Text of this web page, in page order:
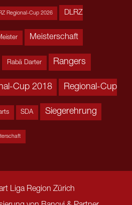
Regional-Cup 2026 DLRZ
Meisterschaft
Rabä Darter Rangers
Cup 2018 Regional-Cup
SDA Siegerehrung
Liga Region Zürich